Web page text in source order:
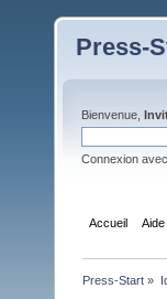
Press-
Bienvenue,
Connexion
Accueil Aide
Press-Start »